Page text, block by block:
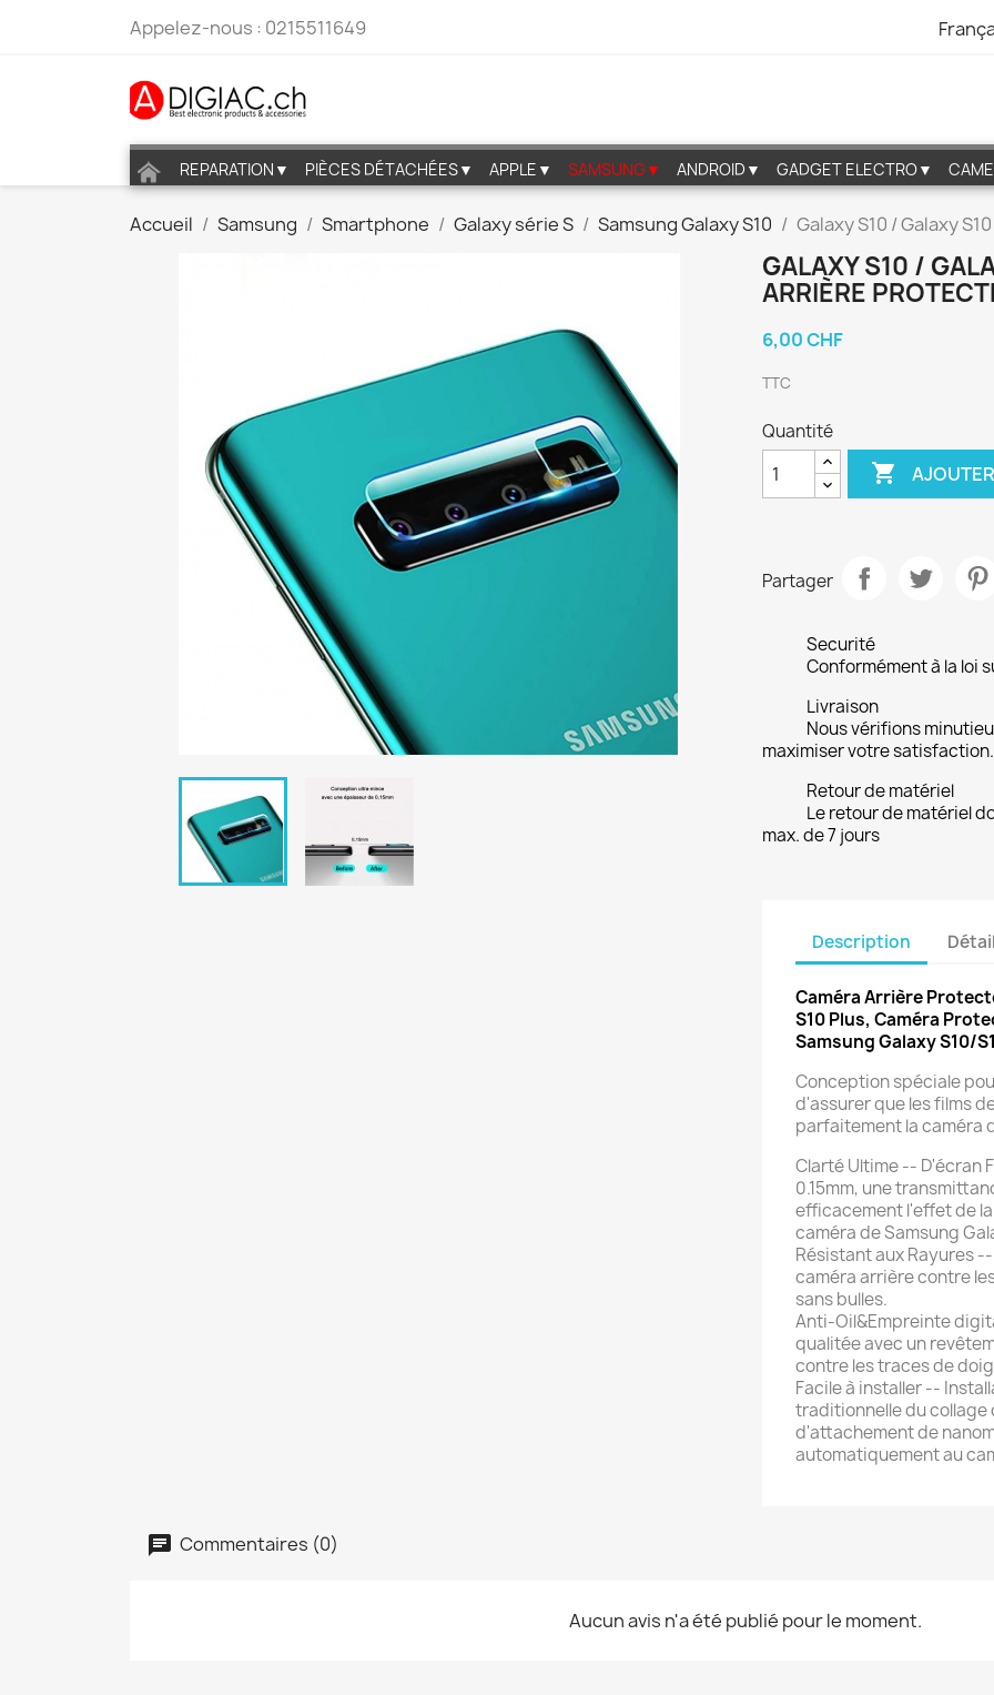
Appelez-nous : 0215511649
REPARATION▼ PIÈCES DÉTACHÉES▼ APPLE▼ SAMSUNG▼ ANDROID▼ GADGET ELECTRO▼
Accueil Samsung Smartphone Galaxy série S Samsung Galaxy S10 Galaxy S10 / Galaxy
GALAXY S10 /
ARRIÈRE
6,00 CHF
TTC
Quantité

Partager
Securité
Conformément à la loi
Livraison
Nous vérifions
maximiser votre satisfaction.
Retour de matériel
Le retour de matériel
max. de 7 jours
Description
Caméra Arrière
S10 Plus, Caméra
Samsung Galaxy S10/
Conception spéciale
d'assurer que les films
parfaitement la caméra
Clarté Ultime -- D'écran
0.15mm, une
efficacement l'effet de
caméra de Samsung
Résistant aux Rayures
caméra arrière contre
sans bulles.
Anti-Oil&Empreinte
qualitée avec un
contre les traces de
Facile à installer --
traditionnelle du collage
d'attachement de
automatiquement au
Commentaires (0)
Aucun avis n'a été publié pour le moment.